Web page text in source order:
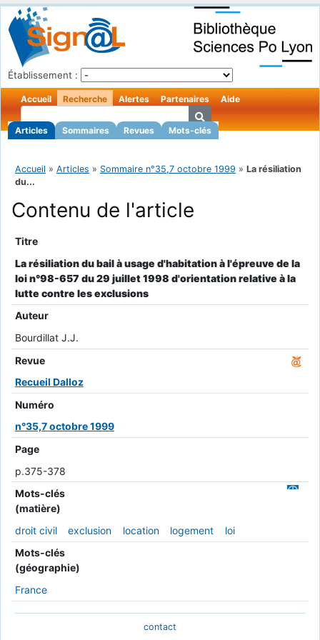
Établissement :
Accueil Recherche
Articles Sommaires Revues Mots-clés
Alertes Partenaires Aide
Accueil » Articles » Sommaire n°35,7 octobre 1999 » La résiliation
du...
Contenu de l'article
Titre
La résiliation du bail à usage d'habitation à l'épreuve de la
loi n°98-657 du 29 juillet 1998 d'orientation relative à la
lutte contre les exclusions
Auteur
Bourdillat J.J.
Revue
Recueil Dalloz
Numéro
n°35,7 octobre 1999
Page
p.375-378
Mots-clés
(matière)
droit civil
exclusion location logement
loi
Mots-clés
(géographie)
France
contact